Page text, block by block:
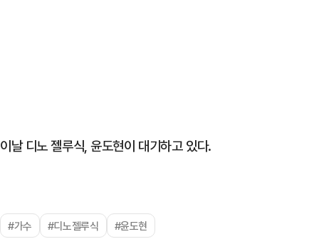
이날 디노 젤루식, 윤도현이 대기하고 있다.
#가수 #디노젤루식 #윤도현